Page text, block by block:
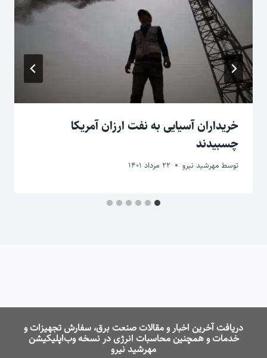
خریداران آسیایی به نفت ارزان آمریکا
چسبیدند
توسط مهرشید نیرو 22 مرداد 1401
دریافت آخرین اخبار و مقالات صنعت برق، سفارش تجهیزات و
خدمات و همچنین محاسبات انرژی در نسخه وب‌اپلیکیشن
مهرشید نیرو